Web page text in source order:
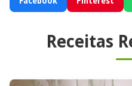
Receitas